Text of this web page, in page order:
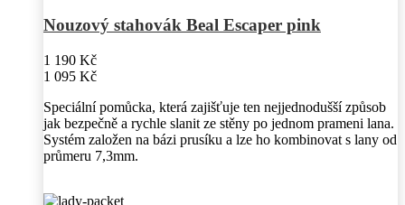
Nouzový stahovák Beal Escaper pink
1 190 Kč
1 095 Kč
Speciální pomůcka, která zajišťuje ten nejjednodušší způsob
jak bezpečně a rychle slanit ze stěny po jednom prameni lana.
Systém založen na bázi prusíku a lze ho kombinovat s lany od
průmeru 7,3mm.